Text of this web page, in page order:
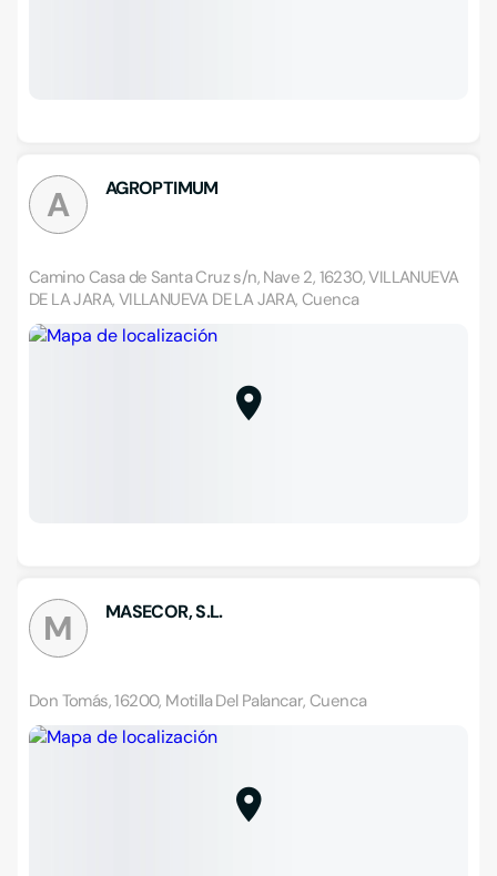
A AGROPTIMUM
Camino Casa de Santa Cruz s/n, Nave 2, 16230, VILLANUEVA
DE LA JARA, VILLANUEVA DE LA JARA, Cuenca
M MASECOR, S.L.
Don Tomás, 16200, Motilla Del Palancar, Cuenca